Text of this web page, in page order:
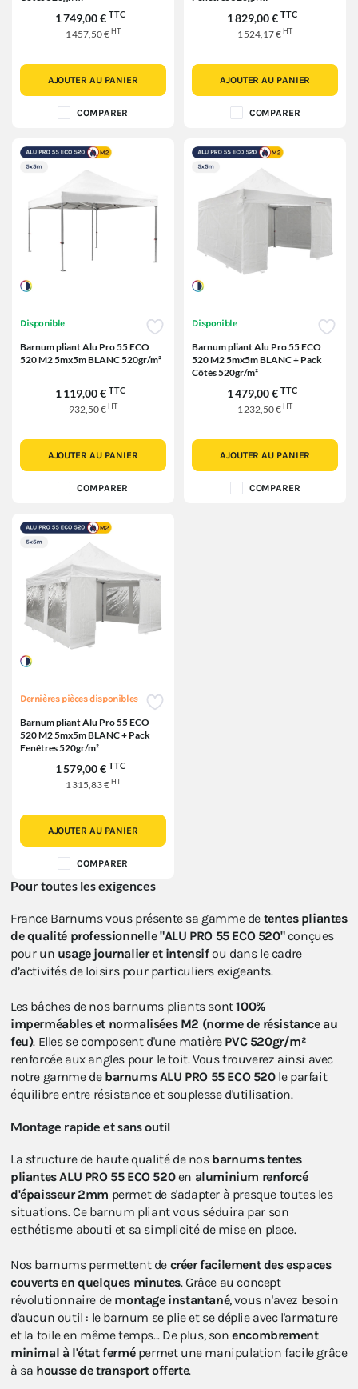
1 749,00 € TTC
1 457,50 €HT
AJOUTER AU PANIER
COMPARER
1 829,00 € TTC
1 524,17 €HT
AJOUTER AU PANIER
COMPARER
Disponible
Barnum pliant Alu Pro 55 ECO
520 M2 5mx5m BLANC 520gr/m²
1 119,00 € TTC
932,50 €HT
AJOUTER AU PANIER
COMPARER
Disponible
Barnum pliant Alu Pro 55 ECO
520 M2 5mx5m BLANC + Pack
Côtés 520gr/m²
1 479,00 € TTC
1 232,50 €HT
AJOUTER AU PANIER
COMPARER
Dernières pièces disponibles
Barnum pliant Alu Pro 55 ECO
520 M2 5mx5m BLANC + Pack
Fenêtres 520gr/m²
1 579,00 € TTC
1 315,83 € HT
AJOUTER AU PANIER
COMPARER
Pour toutes les exigences
France Barnums vous présente sa gamme de tentes pliantes
de qualité professionnelle "ALU PRO 55 ECO 520"conçues
pour un usage journalier et intensifou dans le cadre
d’activités de loisirs pour particuliers exigeants.
Les bâches de nos barnums pliants sont100%
imperméables et normalisées M2 (norme de résistance au
feu). Elles se composent d'une matière PVC 520gr/m²
renforcée aux angles pour le toit. Vous trouverez ainsi avec
notre gamme de barnums ALU PRO 55 ECO 520le parfait
équilibre entre résistance et souplesse d'utilisation.
Montage rapide et sans outil
La structure de haute qualité de nos barnums tentes
pliantes ALU PRO 55 ECO 520en aluminium renforcé
d'épaisseur 2mm permet de s'adapter à presque toutes les
situations. Ce barnum pliant vous séduira par son
esthétisme abouti et sa simplicité de mise en place.
Nos barnums permettent de créer facilement des espaces
couverts en quelques minutes. Grâce au concept
révolutionnaire de montage instantané, vous n'avez besoin
d'aucun outil : le barnum se plie et se déplie avec l'armature
et la toile en même temps... De plus, sonencombrement
minimal à l'état fermépermet une manipulation facile grâce
à sa housse de transport offerte.